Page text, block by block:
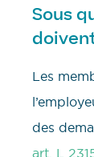
Sous
Les
des
art. L